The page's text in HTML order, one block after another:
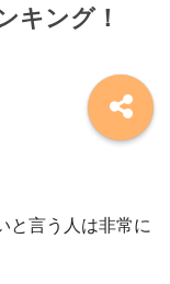
キング！
と言う人は非常に